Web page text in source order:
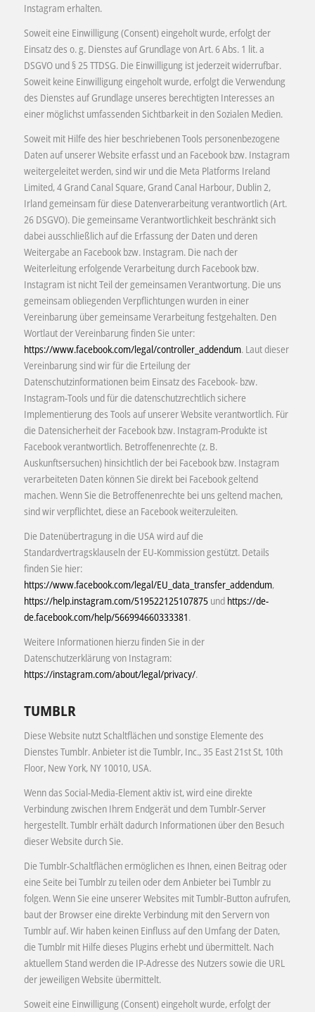
Instagram erhalten.
Soweit eine Einwilligung (Consent) eingeholt wurde, erfolgt der
Einsatz des o. g. Dienstes auf Grundlage von Art. 6 Abs. 1 lit. a
DSGVO und § 25 TTDSG. Die Einwilligung ist jederzeit widerrufbar.
Soweit keine Einwilligung eingeholt wurde, erfolgt die Verwendung
des Dienstes auf Grundlage unseres berechtigten Interesses an
einer möglichst umfassenden Sichtbarkeit in den Sozialen Medien.
Soweit mit Hilfe des hier beschriebenen Tools personenbezogene
Daten auf unserer Website erfasst und an Facebook bzw. Instagram
weitergeleitet werden, sind wir und die Meta Platforms Ireland
Limited, 4 Grand Canal Square, Grand Canal Harbour, Dublin 2,
Irland gemeinsam für diese Datenverarbeitung verantwortlich (Art.
26 DSGVO). Die gemeinsame Verantwortlichkeit beschränkt sich
dabei ausschließlich auf die Erfassung der Daten und deren
Weitergabe an Facebook bzw. Instagram. Die nach der
Weiterleitung erfolgende Verarbeitung durch Facebook bzw.
Instagram ist nicht Teil der gemeinsamen Verantwortung. Die uns
gemeinsam obliegenden Verpflichtungen wurden in einer
Vereinbarung über gemeinsame Verarbeitung festgehalten. Den
Wortlaut der Vereinbarung finden Sie unter:
https://www.facebook.com/legal/controller_addendum. Laut dieser
Vereinbarung sind wir für die Erteilung der
Datenschutzinformationen beim Einsatz des Facebook- bzw.
Instagram-Tools und für die datenschutzrechtlich sichere
Implementierung des Tools auf unserer Website verantwortlich. Für
die Datensicherheit der Facebook bzw. Instagram-Produkte ist
Facebook verantwortlich. Betroffenenrechte (z. B.
Auskunftsersuchen) hinsichtlich der bei Facebook bzw. Instagram
verarbeiteten Daten können Sie direkt bei Facebook geltend
machen. Wenn Sie die Betroffenenrechte bei uns geltend machen,
sind wir verpflichtet, diese an Facebook weiterzuleiten.
Die Datenübertragung in die USA wird auf die
Standardvertragsklauseln der EU-Kommission gestützt. Details
finden Sie hier:
https://www.facebook.com/legal/EU_data_transfer_addendum,
https://help.instagram.com/519522125107875 und https://de-
de.facebook.com/help/566994660333381.
Weitere Informationen hierzu finden Sie in der
Datenschutzerklärung von Instagram:
https://instagram.com/about/legal/privacy/.
TUMBLR
Diese Website nutzt Schaltflächen und sonstige Elemente des
Dienstes Tumblr. Anbieter ist die Tumblr, Inc., 35 East 21st St, 10th
Floor, New York, NY 10010, USA.
Wenn das Social-Media-Element aktiv ist, wird eine direkte
Verbindung zwischen Ihrem Endgerät und dem Tumblr-Server
hergestellt. Tumblr erhält dadurch Informationen über den Besuch
dieser Website durch Sie.
Die Tumblr-Schaltflächen ermöglichen es Ihnen, einen Beitrag oder
eine Seite bei Tumblr zu teilen oder dem Anbieter bei Tumblr zu
folgen. Wenn Sie eine unserer Websites mit Tumblr-Button aufrufen,
baut der Browser eine direkte Verbindung mit den Servern von
Tumblr auf. Wir haben keinen Einfluss auf den Umfang der Daten,
die Tumblr mit Hilfe dieses Plugins erhebt und übermittelt. Nach
aktuellem Stand werden die IP-Adresse des Nutzers sowie die URL
der jeweiligen Website übermittelt.
Soweit eine Einwilligung (Consent) eingeholt wurde, erfolgt der